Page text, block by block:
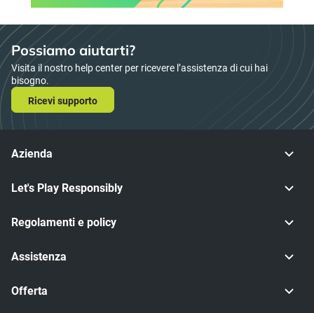
Possiamo aiutarti?
Visita il nostro help center per ricevere l’assistenza di cui hai
bisogno.
Ricevi supporto
Azienda
Let's Play Responsibly
Regolamenti e policy
Assistenza
Offerta